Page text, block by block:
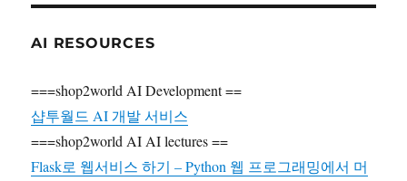
AI RESOURCES
===shop2world AI Development ==
샵투월드 AI 개발 서비스
===shop2world AI AI lectures ==
Flask로 웹서비스 하기 – Python 웹 프로그래밍에서 머